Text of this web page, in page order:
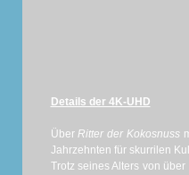
Details der 4K-UHD
ÜberRitter der Kokosnuss
Jahrzehnten für skurrilen
Trotz seines Alters von